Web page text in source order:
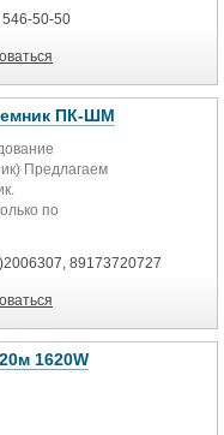
50-50
ПК-ШМ
Предлагаем
по
89173720727
1620W